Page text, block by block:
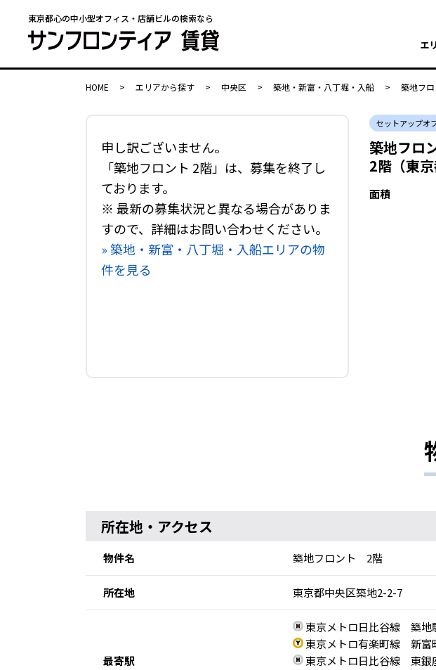
東京都心の中小型オフィス・店舗ビルの検索なら
エ
HOME > エリアから探す > 中央区 > 築地・新富・八丁堀・入船 > 築地フロ
申し訳ございません。
「築地フロント 2階」は、募集を終了し
ております。
※ 最新の募集状況と異なる場合がありま
すので、詳細はお問い合わせください。
» 築地・新富・八丁堀・入船エリアの物
件を見る
セットアップオ
築地フロ
2階（東京
面積
所在地・アクセス
物件名 築地フロント 2階
所在地 東京都中央区築地2-2-7
最寄駅
東京メトロ日比谷線 築地
東京メトロ有楽町線 新富
東京メトロ日比谷線 東銀